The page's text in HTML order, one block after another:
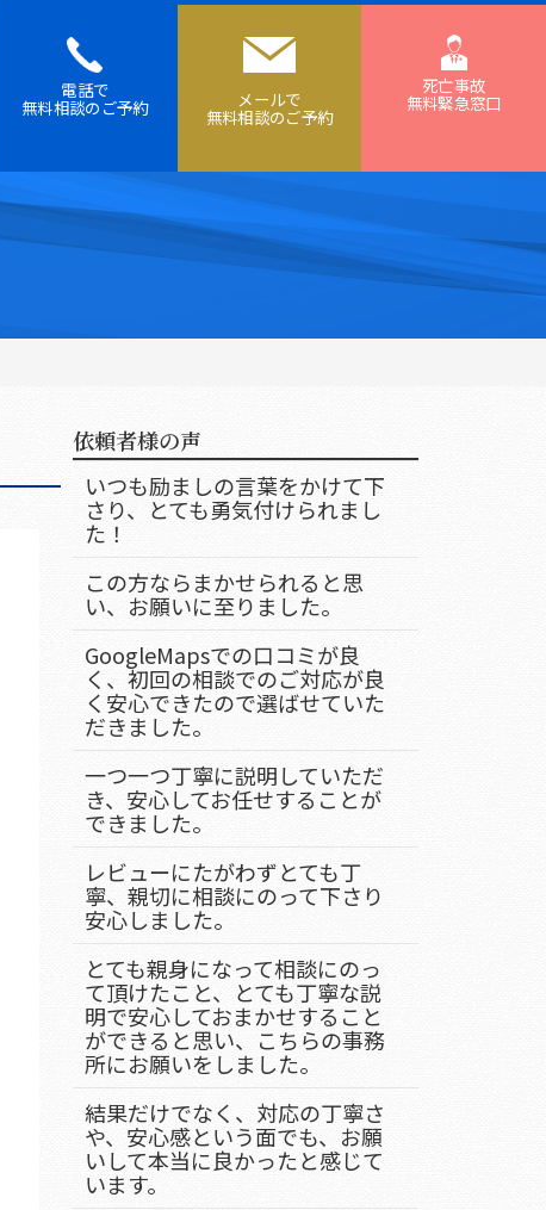
電話で
無料相談の ご予約 メールで
無料相談のご予約
死亡事故
無料緊急窓口
依頼者様の声
いつも励ましの言葉をかけて下
さり、とても勇気付けられまし
た！
この方ならまかせられると思
い、お願いに至りました。
GoogleMapsでの口コミが良
く、初回の相談でのご対応が良
く安心できたので選ばせていた
だきました。
一つ一つ丁寧に説明していただ
き、安心してお任せすることが
できました。
レビューにたがわずとても丁
寧、親切に相談にのって下さり
安心しました。
とても親身になって相談にのっ
て頂けたこと、とても丁寧な説
明で安心しておまかせすること
ができると思い、こちらの事務
所にお願いをしました。
結果だけでなく、対応の丁寧さ
や、安心感という面でも、お願
いして本当に良かったと感じて
います。